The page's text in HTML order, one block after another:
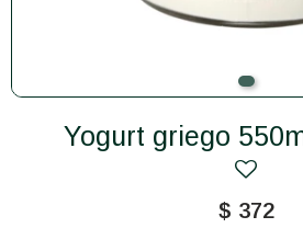
Yogurt griego
$ 372